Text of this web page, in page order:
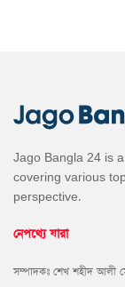
Jago Bangla 24 is
covering various
perspective.
নেপথ্যে যারা
সম্পাদকঃ শেখ শহীদ আলী